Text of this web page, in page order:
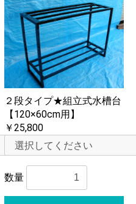
２段タイプ★組立式水槽台
【120×60cm用】
￥25,800
数量